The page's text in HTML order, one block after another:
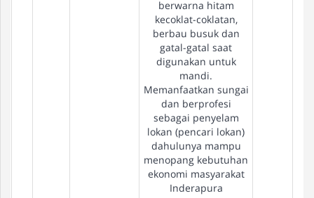
berwarna hitam
kecoklat-coklatan,
berbau busuk dan
gatal-gatal saat
digunakan untuk
mandi.
Memanfaatkan sungai
dan berprofesi
sebagai penyelam
lokan (pencari lokan)
dahulunya mampu
menopang kebutuhan
ekonomi masyarakat
Inderapura